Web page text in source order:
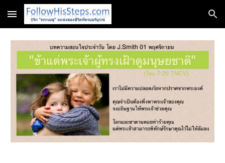
Skip to main content Skip to navigation